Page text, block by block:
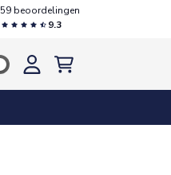
59 beoordelingen
9.3